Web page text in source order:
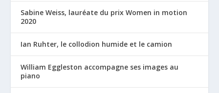
Sabine Weiss, lauréate du prix Women in motion
2020
Ian Ruhter, le collodion humide et le camion
William Eggleston accompagne ses images au
piano